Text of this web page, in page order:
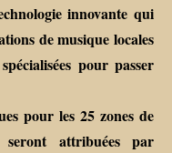
innovante qui
de musique locales
pour passer
pour les 25 zones de
seront attribuées par